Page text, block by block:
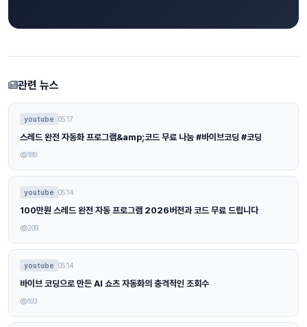
관련 뉴스
youtube 05.17
스레드 완전 자동화 프로그램&amp;코드 무료 나눔 #바이브코딩 #코딩
189
youtube 05.14
100만원 스레드 완전 자동 프로그램 2026버전과 코드 무료 드립니다
209
youtube 05.14
바이브 코딩으로 만든 AI 쇼츠 자동화의 충격적인 조회수
193